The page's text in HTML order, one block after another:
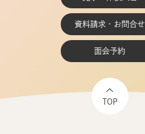
資料請求・お問合せ
面会予約
TOP